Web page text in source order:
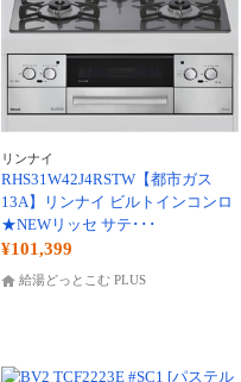
リンナイ
RHS31W42J4RSTW【都市ガス
13A】リンナイ ビルトインコンロ
★NEWリッセ サテ･･･
¥101,399
給湯どっとこむ PLUS